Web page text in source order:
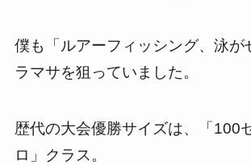
僕も「ルアーフィッシング、泳が
ラマサを狙っていました。
歴代の大会優勝サイズは、「100
ロ」クラス。